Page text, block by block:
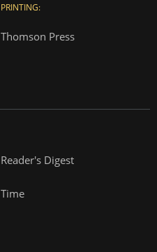
PRINTING:
Thomson Press
Reader's Digest
Time